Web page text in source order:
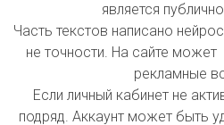
является
Часть текстов написано
не точности. На сайте может
рекламные
Если личный кабинет не
подряд. Аккаунт может быть